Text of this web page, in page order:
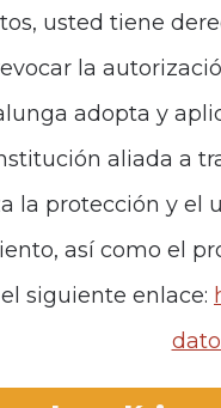
usted tiene
la
adopta y
aliada a
la protección y el
así como el
siguiente enlace: